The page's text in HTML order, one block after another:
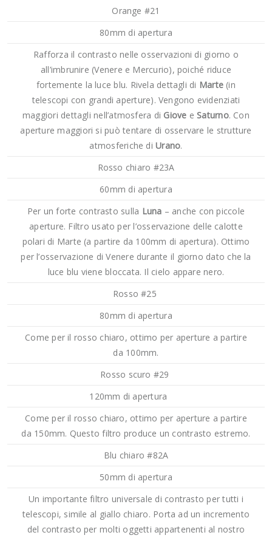
Orange #21
80mm di apertura
Rafforza il contrasto nelle osservazioni di giorno o
all’imbrunire (Venere e Mercurio), poiché riduce
fortemente la luce blu. Rivela dettagli di Marte (in
telescopi con grandi aperture). Vengono evidenziati
maggiori dettagli nell’atmosfera di Giove eSaturno. Con
aperture maggiori si può tentare di osservare le strutture
atmosferiche diUrano.
Rosso chiaro #23A
60mm di apertura
Per un forte contrasto sulla Luna – anche con piccole
aperture. Filtro usato per l’osservazione delle calotte
polari di Marte (a partire da 100mm di apertura). Ottimo
per l’osservazione di Venere durante il giorno dato che la
luce blu viene bloccata. Il cielo appare nero.
Rosso #25
80mm di apertura
Come per il rosso chiaro, ottimo per aperture a partire
da 100mm.
Rosso scuro #29
120mm di apertura
Come per il rosso chiaro, ottimo per aperture a partire
da 150mm. Questo filtro produce un contrasto estremo.
Blu chiaro #82A
50mm di apertura
Un importante filtro universale di contrasto per tutti i
telescopi, simile al giallo chiaro. Porta ad un incremento
del contrasto per molti oggetti appartenenti al nostro